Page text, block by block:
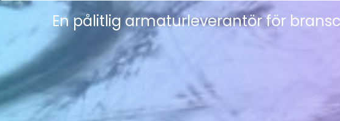
En pålitlig armaturleverantör för